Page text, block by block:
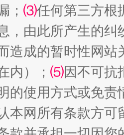
次搞定
； ⑶任何第三方根
，由此所产生的纠
造成的暂时性网
内）； ⑸因不可抗
的使用方式或免责
本网所有条款方